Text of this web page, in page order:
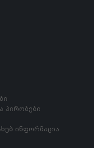
პირობები
ინფორმაცია